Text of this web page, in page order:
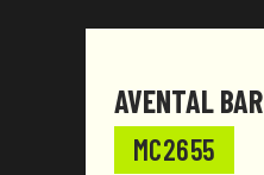
AVENTAL BAR
MC2655